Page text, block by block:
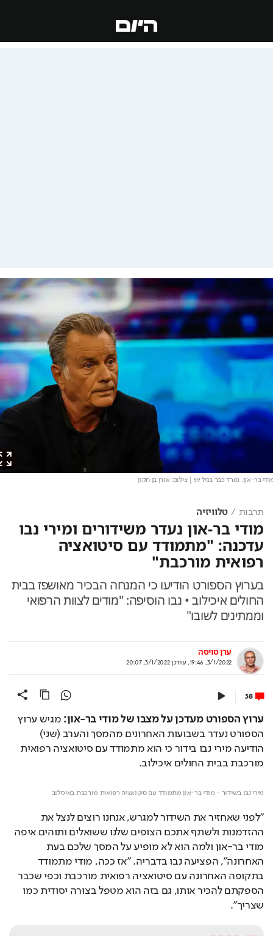
בר-און. נפרד כבר בגיל 59 | צילום: אורן בן חקון
תרבות טלוויזיה
מודי בר-און נעדר משידורים ומירי נבו
עדכנה: "מתמודד עם סיטואציה
רפואית מורכבת"
בערוץ הספורט הודיעו כי המנחה הבכיר מאושפז בבית
החולים איכילוב • נבו הוסיפה: "מודים לצוות הרפואי
וממתינים לשובו"
ערן סויסה
3/1/2022, 19:46
,עודכן3/1/2022, 20:07
38
ערוץ הספורט מעדכן על מצבו של מודי בר-און:
מגיש ערוץ
הספורט נעדר בשבועות האחרונים מהמסך והערב (שני)
הודיעה מירי נבו בידור כי הוא מתמודד עם סיטואציה רפואית
מורכבת בבית החולים איכילוב.
מירי נבו בשידור - מודי בר-און מתמודד עם סיטואציה רפואית מורכבת באיכילוב
"לפני שאחזיר את השידור למגרש, אנחנו רוצים לנצל את
ההזדמנות ולשתף אתכם הצופים שלנו ששואלים ותוהים איפה
מודי בר-און ולמה הוא לא מופיע על המסך שלכם בעת
האחרונה", הפציעה נבו בדבריה. "אז ככה, מודי מתמודד
בתקופה האחרונה עם סיטואציה רפואית מורכבת וכפי שכבר
הספקתם להכיר אותו, גם בזה הוא מטפל בצורה יסודית כמו
שצריך".